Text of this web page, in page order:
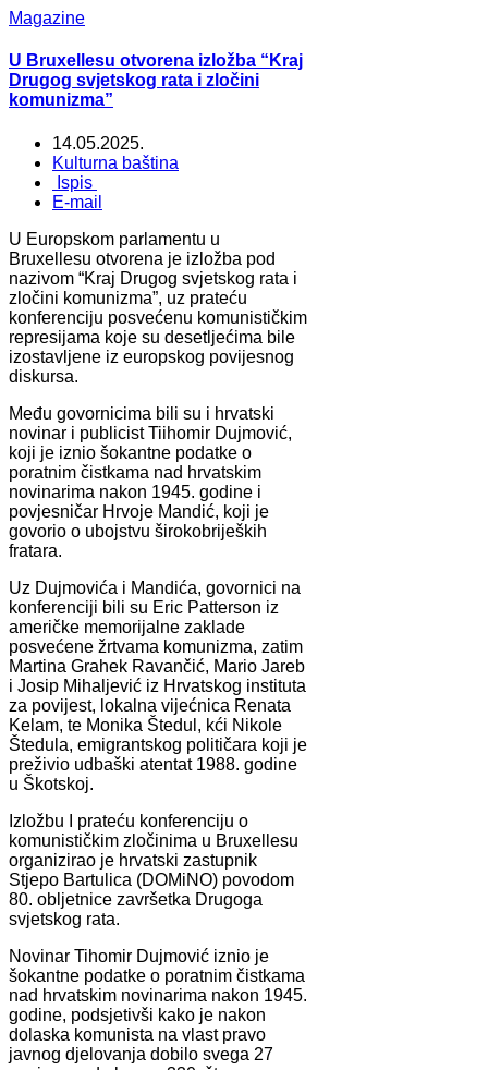
Magazine
U Bruxellesu otvorena izložba “Kraj
Drugog svjetskog rata i zločini
komunizma”
14.05.2025.
Kulturna baština
Ispis
E-mail
U Europskom parlamentu u
Bruxellesu otvorena je izložba pod
nazivom “Kraj Drugog svjetskog rata i
zločini komunizma”, uz prateću
konferenciju posvećenu komunističkim
represijama koje su desetljećima bile
izostavljene iz europskog povijesnog
diskursa.
Među govornicima bili su i hrvatski
novinar i publicist Tiihomir Dujmović,
koji je iznio šokantne podatke o
poratnim čistkama nad hrvatskim
novinarima nakon 1945. godine i
povjesničar Hrvoje Mandić, koji je
govorio o ubojstvu širokobrijeških
fratara.
Uz Dujmovića i Mandića, govornici na
konferenciji bili su Eric Patterson iz
američke memorijalne zaklade
posvećene žrtvama komunizma, zatim
Martina Grahek Ravančić, Mario Jareb
i Josip Mihaljević iz Hrvatskog instituta
za povijest, lokalna vijećnica Renata
Kelam, te Monika Štedul, kći Nikole
Štedula, emigrantskog političara koji je
preživio udbaški atentat 1988. godine
u Škotskoj.
Izložbu I prateću konferenciju o
komunističkim zločinima u Bruxellesu
organizirao je hrvatski zastupnik
Stjepo Bartulica (DOMiNO) povodom
80. obljetnice završetka Drugoga
svjetskog rata.
Novinar Tihomir Dujmović iznio je
šokantne podatke o poratnim čistkama
nad hrvatskim novinarima nakon 1945.
godine, podsjetivši kako je nakon
dolaska komunista na vlast pravo
javnog djelovanja dobilo svega 27